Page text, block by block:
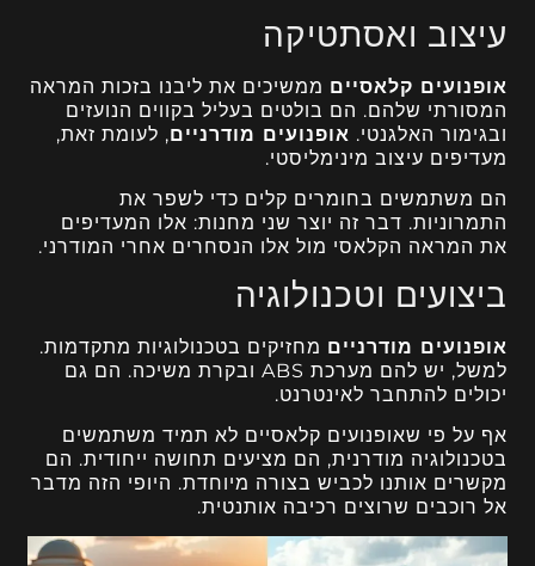
עיצוב ואסתטיקה
אופנועים קלאסיים ממשיכים את ליבנו בזכות המראה
המסורתי שלהם. הם בולטים בעליל בקווים הנועזים
ובגימור האלגנטי. אופנועים מודרניים, לעומת זאת,
מעדיפים עיצוב מינימליסטי.
הם משתמשים בחומרים קלים כדי לשפר את
התמרוניות. דבר זה יוצר שני מחנות: אלו המעדיפים
את המראה הקלאסי מול אלו הנסחרים אחרי המודרני.
ביצועים וטכנולוגיה
אופנועים מודרניים מחזיקים בטכנולוגיות מתקדמות.
למשל, יש להם מערכת ABS ובקרת משיכה. הם גם
יכולים להתחבר לאינטרנט.
אף על פי שאופנועים קלאסיים לא תמיד משתמשים
בטכנולוגיה מודרנית, הם מציעים תחושה ייחודית. הם
מקשרים אותנו לכביש בצורה מיוחדת. היופי הזה מדבר
אל רוכבים שרוצים רכיבה אותנטית.